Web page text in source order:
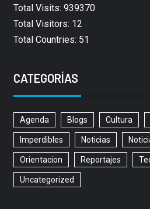
Total Visits: 939370
Total Visitors: 12
Total Countries: 51
CATEGORÍAS
Agenda Blogs Cultura
Imperdibles Noticias
Orientacion Reportajes
Uncategorized